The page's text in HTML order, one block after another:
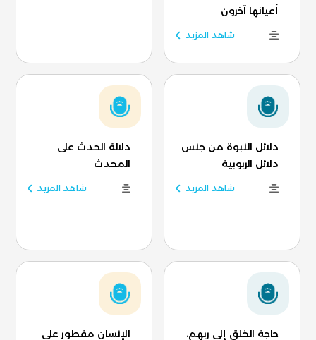
أعيانها آخرون
شاهد المزيد
دلائل النبوة من جنس
دلائل الربوبية
شاهد المزيد
دلالة الحدث على
المحدث
شاهد المزيد
حاجة الخلق إلى ربهم،
الإنسان مفطور على